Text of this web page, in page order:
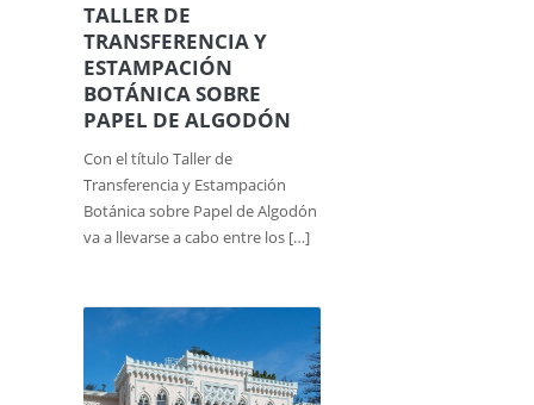
TALLER DE
TRANSFERENCIA Y
ESTAMPACIÓN
BOTÁNICA SOBRE
PAPEL DE ALGODÓN
Con el título Taller de
Transferencia y Estampación
Botánica sobre Papel de Algodón
va a llevarse a cabo entre los […]